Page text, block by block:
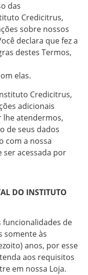
das
Credicitrus,
sobre nossos
declara que fez a
destes Termos,
elas.
Credicitrus,
adicionais
lhe atendermos,
de seus dados
com a nossa
ser acessada por
DO INSTITUTO
funcionalidades de
somente às
anos, por esse
aos requisitos
em nossa Loja.